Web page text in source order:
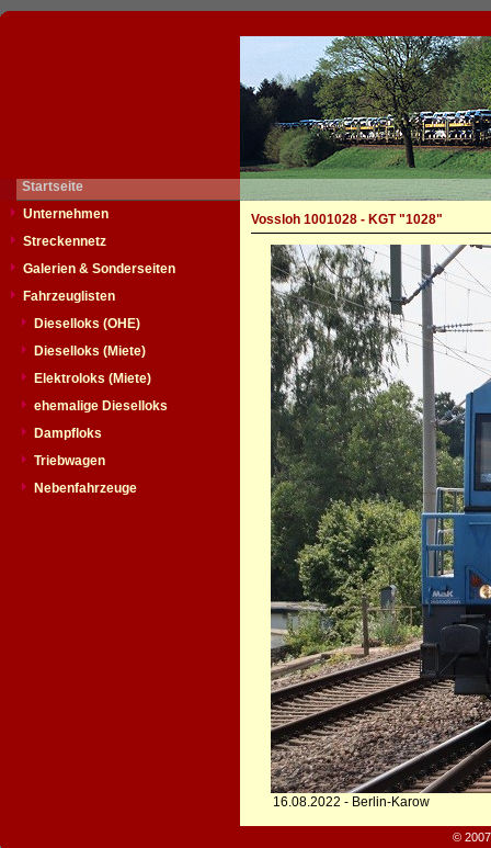
Startseite
Unternehmen
Streckennetz
Galerien & Sonderseiten
Fahrzeuglisten
Dieselloks (OHE)
Dieselloks (Miete)
Elektroloks (Miete)
ehemalige Dieselloks
Dampfloks
Triebwagen
Nebenfahrzeuge
Vossloh 1001028 - KGT "1028"
16.08.2022 - Berlin-Karow
©